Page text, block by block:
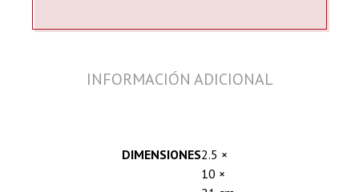
INFORMACIÓN ADICIONAL
DIMENSIONES2.5 ×
10 ×